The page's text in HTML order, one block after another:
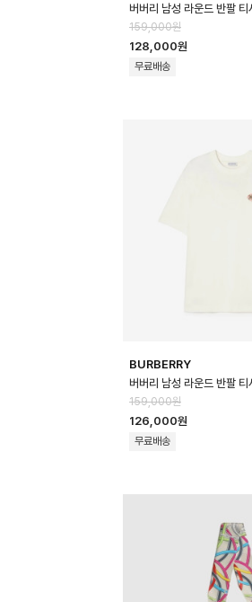
159,000원
128,000원
무료배송
BURBERRY
159,000원
126,000원
무료배송